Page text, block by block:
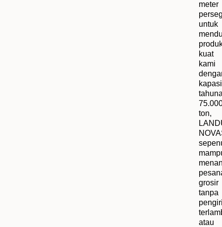
meter
untuk
kuat
kami
ton,
grosir
tanpa
atau